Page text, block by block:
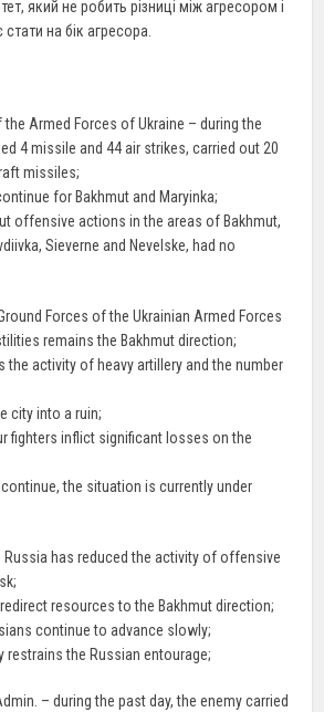
який не робить різниці між агресором і
на бік агресора.
Armed Forces of Ukraine – during the
4 missile and 44 air strikes, carried out 20
missiles;
for Bakhmut and Maryinka;
offensive actions in the areas of Bakhmut,
Sіeverne and Nevelske, had no
Forces of the Ukrainian Armed Forces
remains the Bakhmut direction;
the activity of heavy artillery and the number
city into a ruin;
fighters inflict significant losses on the
the situation is currently under
Russia has reduced the activity of offensive
resources to the Bakhmut direction;
continue to advance slowly;
restrains the Russian entourage;
– during the past day, the enemy carried